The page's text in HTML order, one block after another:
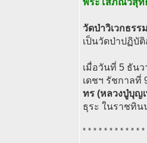
พระโสภณวิสุท
วัดป่าวิเวกธรร
เป็นวัดป่าปฏิบั
เมื่อวันที่ 5 ธัน
เดชฯ รัชกาลที่
ทร (หลวงปู่บุญ
ธุระ ในราชทิน
* * * * * * * * * * *